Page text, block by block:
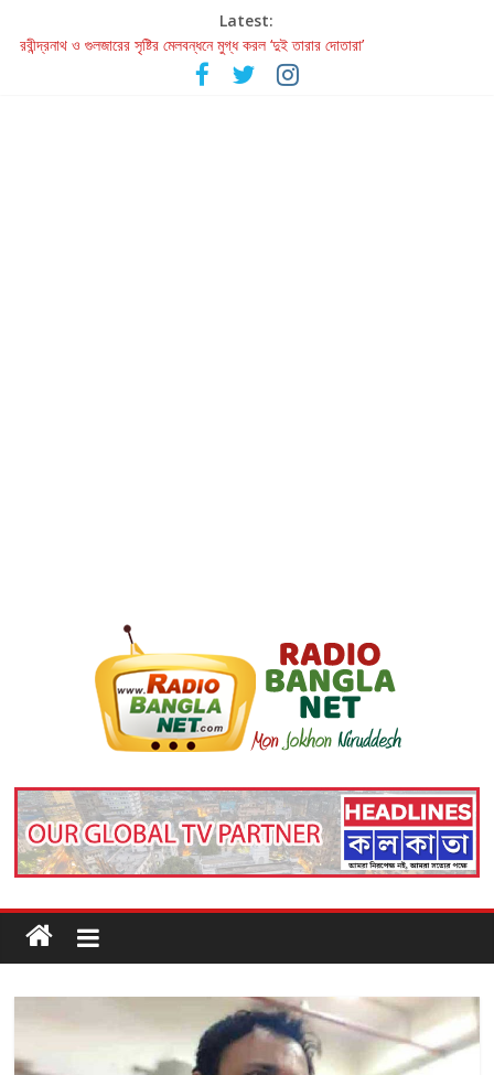
Latest:
রবীন্দ্রনাথ ও গুলজারের সৃষ্টির মেলবন্ধনে মুগ্ধ করল ‘দুই তারার দোতারা’
কলের গান থেকে রীলস্ — বাঙালির গান শোনার বিবর্তনের গল্প
জগন্নাথমঙ্গলম্ — বাংলায় প্রথমবার মঞ্চে এবার রথযাত্রার উদযাপন